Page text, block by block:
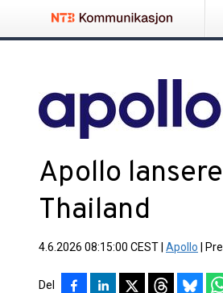
Apollo
Thailand
4.6.2026 08:15:00 CEST Apollo
Del